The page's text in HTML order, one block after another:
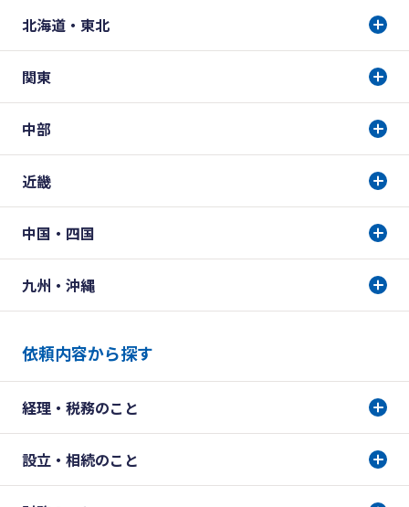
北海道・東北
関東
中部
近畿
中国・四国
九州・沖縄
依頼内容から探す
経理・税務のこと
設立・相続のこと